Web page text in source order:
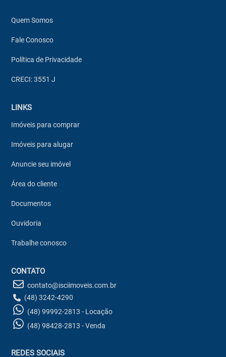
Quem Somos
Fale Conosco
Política de Privacidade
CRECI: 3551 J
LINKS
Imóveis para comprar
Imóveis para alugar
Anuncie seu imóvel
Área do cliente
Documentos
Ouvidoria
Trabalhe conosco
CONTATO
contato@isciimoveis.com.br
(48) 3242-4290
(48) 99992-2813 - Locação
(48) 98428-2813 - Venda
REDES SOCIAIS